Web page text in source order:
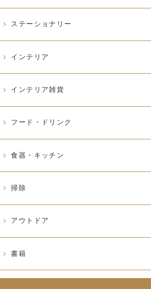
ブランドから探す
ご予算から探す
¥1,000〜¥2,999
¥3,000〜¥4,999
¥10,000〜¥19,999
¥20,000〜
ステーショナリー
インテリア
インテリア雑貨
フード・ドリンク
食器・キッチン
掃除
アウトドア
書籍